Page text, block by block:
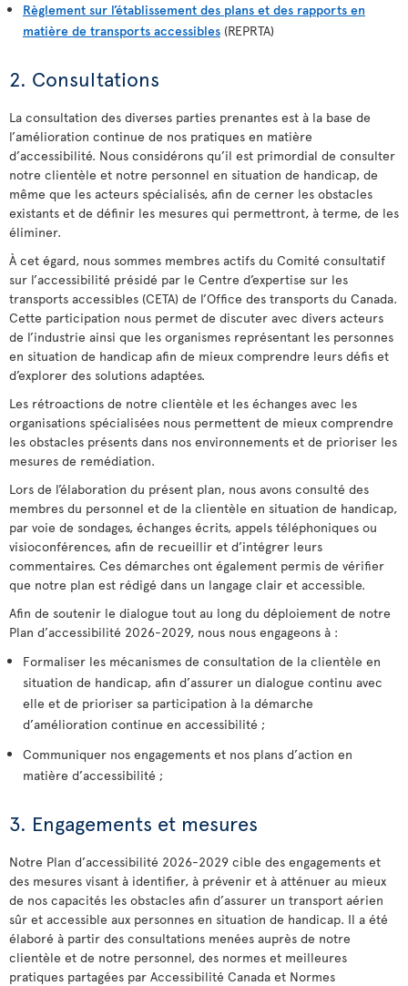
Règlement sur l’établissement des plans et des rapports en
matière de transports accessibles (REPRTA)
2. Consultations
La consultation des diverses parties prenantes est à la base de
l’amélioration continue de nos pratiques en matière
d’accessibilité. Nous considérons qu’il est primordial de consulter
notre clientèle et notre personnel en situation de handicap, de
même que les acteurs spécialisés, afin de cerner les obstacles
existants et de définir les mesures qui permettront, à terme, de les
éliminer.
À cet égard, nous sommes membres actifs du Comité consultatif
sur l’accessibilité présidé par le Centre d’expertise sur les
transports accessibles (CETA) de l’Office des transports du Canada.
Cette participation nous permet de discuter avec divers acteurs
de l’industrie ainsi que les organismes représentant les personnes
en situation de handicap afin de mieux comprendre leurs défis et
d’explorer des solutions adaptées.
Les rétroactions de notre clientèle et les échanges avec les
organisations spécialisées nous permettent de mieux comprendre
les obstacles présents dans nos environnements et de prioriser les
mesures de remédiation.
Lors de l’élaboration du présent plan, nous avons consulté des
membres du personnel et de la clientèle en situation de handicap,
par voie de sondages, échanges écrits, appels téléphoniques ou
visioconférences, afin de recueillir et d’intégrer leurs
commentaires. Ces démarches ont également permis de vérifier
que notre plan est rédigé dans un langage clair et accessible.
Afin de soutenir le dialogue tout au long du déploiement de notre
Plan d’accessibilité 2026-2029, nous nous engageons à :
Formaliser les mécanismes de consultation de la clientèle en
situation de handicap, afin d’assurer un dialogue continu avec
elle et de prioriser sa participation à la démarche
d’amélioration continue en accessibilité ;
Communiquer nos engagements et nos plans d’action en
matière d’accessibilité ;
3. Engagements et mesures
Notre Plan d’accessibilité 2026-2029 cible des engagements et
des mesures visant à identifier, à prévenir et à atténuer au mieux
de nos capacités les obstacles afin d’assurer un transport aérien
sûr et accessible aux personnes en situation de handicap. Il a été
élaboré à partir des consultations menées auprès de notre
clientèle et de notre personnel, des normes et meilleures
pratiques partagées par Accessibilité Canada et Normes